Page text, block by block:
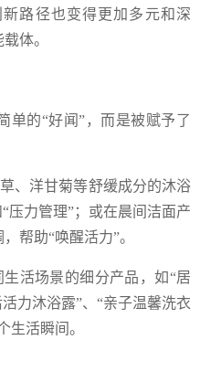
路径也变得更加多元和深
体。
单的“好闻”，而是被赋予了
、洋甘菊等舒缓成分的沐浴
压力管理”；或在晨间洁面产
帮助“唤醒活力”。
活场景的细分产品，如“居
力沐浴露”、“亲子温馨洗衣
生活瞬间。